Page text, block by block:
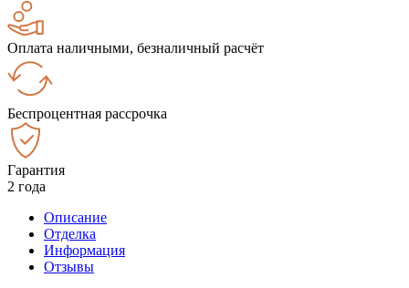
Оплата наличными, безналичный расчёт
Беспроцентная рассрочка
Гарантия
2 года
Описание
Отделка
Информация
Отзывы